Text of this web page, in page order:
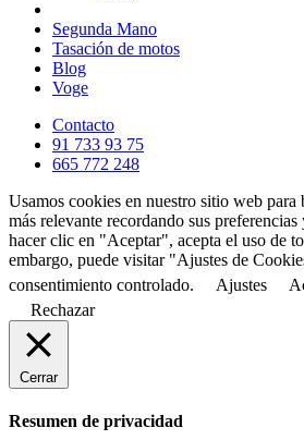
Segunda Mano
Tasación de motos
Blog
Voge
Contacto
91 733 93 75
665 772 248
Usamos cookies en nuestro sitio web para
más relevante recordando sus
hacer clic en "Aceptar", acepta el uso de
embargo, puede visitar "Ajustes de
consentimiento controlado.
Ajustes
Rechazar
Cerrar
Resumen de privacidad